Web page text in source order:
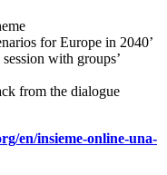
for Europe in 2040’
with groups’
from the dialogue
en/insieme-online-una-